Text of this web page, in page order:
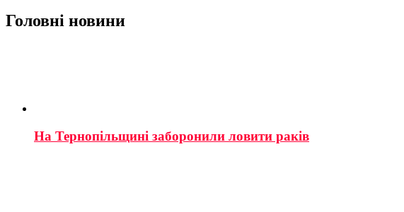
Головні новини
На Тернопільщині заборонили ловити раків